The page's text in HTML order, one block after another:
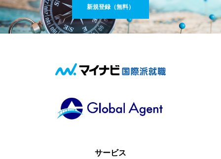
新規登録（無料）
サービス